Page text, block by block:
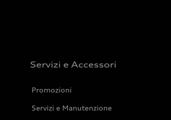
Servizi e Accessori
Promozioni
Servizi e Manutenzione